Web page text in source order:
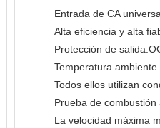
Entrada de CA
Alta eficiencia y alta
Protección de
Temperatura
Todos ellos utilizan
Prueba de
La velocidad máxima